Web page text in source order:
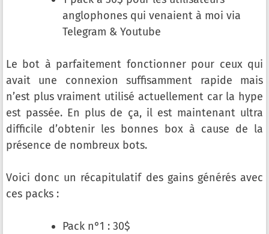
anglophones qui venaient à moi via
Telegram & Youtube
Le bot à parfaitement fonctionner pour ceux qui
avait une connexion suffisamment rapide mais
n’est plus vraiment utilisé actuellement car la hype
est passée. En plus de ça, il est maintenant ultra
difficile d’obtenir les bonnes box à cause de la
présence de nombreux bots.
Voici donc un récapitulatif des gains générés avec
ces packs :
Pack n°1 : 30$